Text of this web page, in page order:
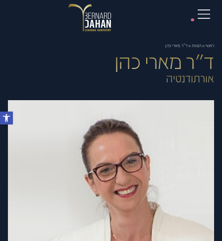
ראשי»הצוות »ד"ר מארי כהן
ד"ר מארי כהן
אורתודנטיה